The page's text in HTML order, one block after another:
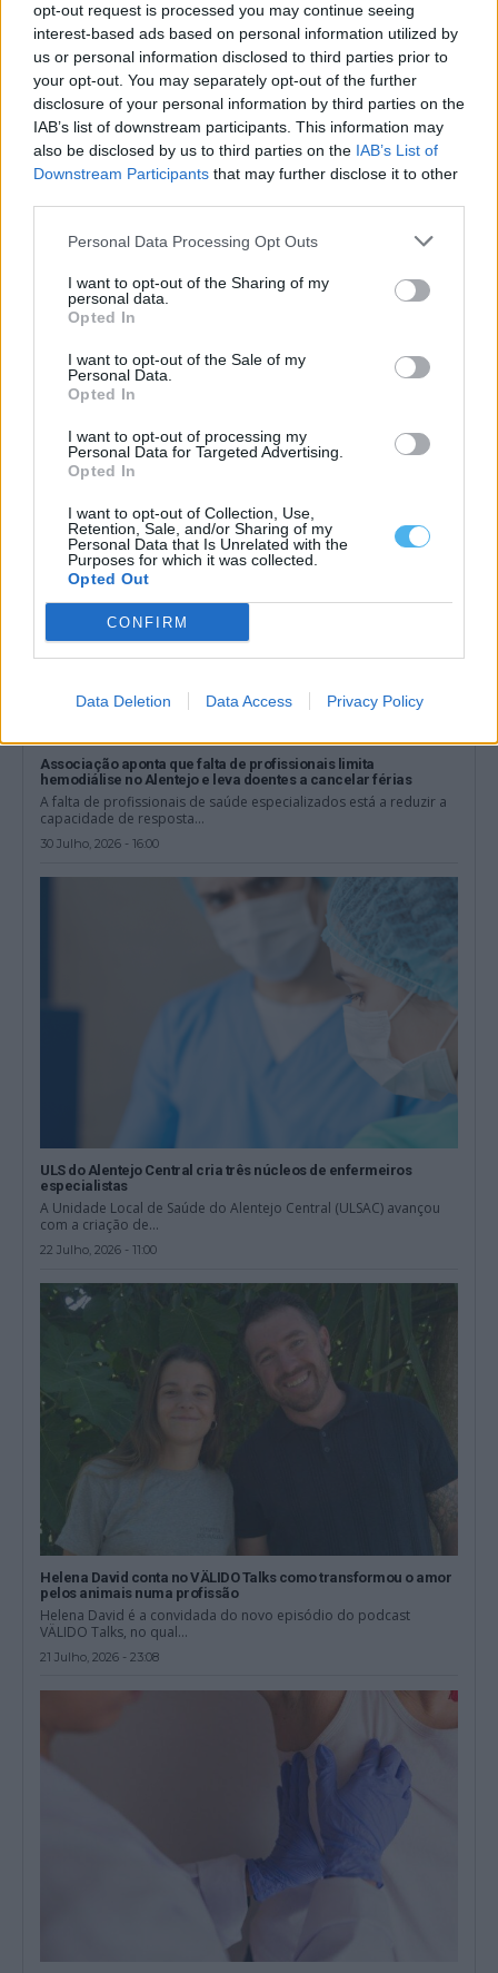
opt-out request is processed you may continue seeing
interest-based ads based on personal information utilized by
us or personal information disclosed to third parties prior to
your opt-out. You may separately opt-out of the further
disclosure of your personal information by third parties on the
IAB’s list of downstream participants. This information may
also be disclosed by us to third parties on the IAB’s List of
Downstream Participants that may further disclose it to other
Personal Data Processing Opt Outs
I want to opt-out of the Sharing of my
personal data.
Opted In
I want to opt-out of the Sale of my
Personal Data.
Opted In
I want to opt-out of processing my
Personal Data for Targeted Advertising.
Opted In
I want to opt-out of Collection, Use,
Retention, Sale, and/or Sharing of my
Personal Data that Is Unrelated with the
Purposes for which it was collected.
Opted Out
CONFIRM
Data Deletion Data Access Privacy Policy
utentes sem médico de...
3 Agosto, 2026 - 18:00
Eclipse total do Sol vai transformar o dia em noite em Portugal a
12 de agosto
Portugal vai assistir, a 12 de agosto, a um eclipse total do Sol.
30 Julho, 2026 - 18:30
Associação aponta que falta de profissionais limita
hemodiálise no Alentejo e leva doentes a cancelar férias
A falta de profissionais de saúde especializados está a reduzir a
capacidade de resposta...
30 Julho, 2026 - 16:00
ULS do Alentejo Central cria três núcleos de enfermeiros
especialistas
A Unidade Local de Saúde do Alentejo Central (ULSAC) avançou
com a criação de...
22 Julho, 2026 - 11:00
Helena David conta no VÄLIDO Talks como transformou o amor
pelos animais numa profissão
Helena David é a convidada do novo episódio do podcast
VÄLIDO Talks, no qual...
21 Julho, 2026 - 23:08